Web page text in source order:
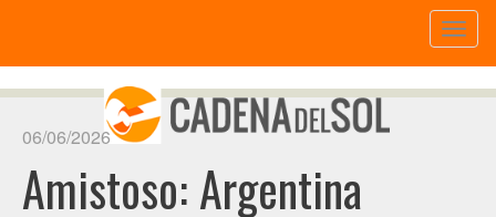
06/06/2026
Amistoso: Argentina